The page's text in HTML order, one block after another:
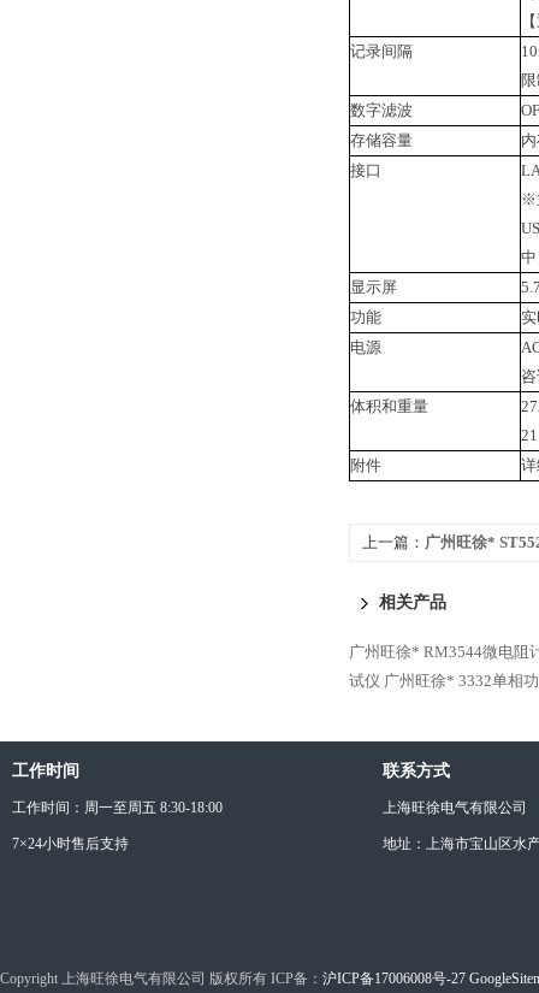
记录间隔
数字滤波
存储容量
接口
※
中
显示屏
功能
电源
体积和重量
附件
上一篇： 广州旺徐*
相关产品
广州旺徐* RM3544微电阻
试仪 广州旺徐* 3332单相
工作时间
工作时间：周一至周五 8:30-18:00
7×24小时售后支持
联系方式
上海旺徐电气有限公司
地址：上海市宝山区水
Copyright 上海旺徐电气有限公司 版权所有 ICP备： 沪ICP备17006008号-27